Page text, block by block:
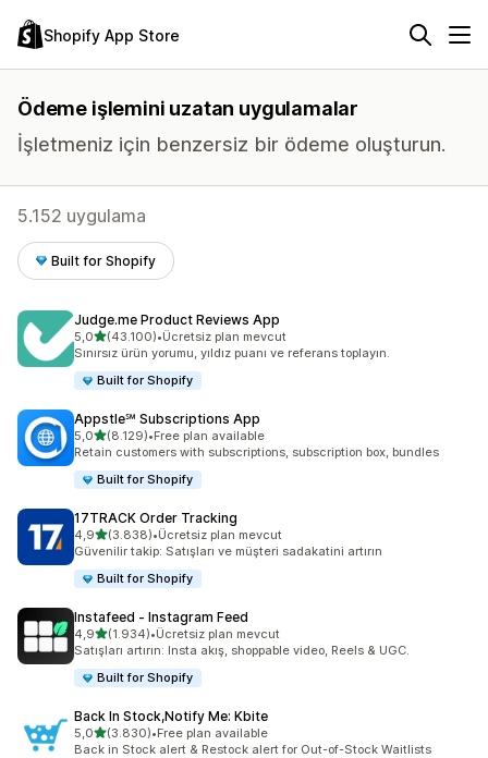
Shopify App Store
Ödeme işlemini uzatan uygulamalar
İşletmeniz için benzersiz bir ödeme oluşturun.
5.152 uygulama
Built for Shopify
Judge.me Product Reviews App
5,05 yıldız üzerinden
(43.100)
toplam 43100 değerlendirme
•Ücretsiz plan mevcut
Sınırsız ürün yorumu, yıldız puanı ve referans toplayın.
Built for Shopify
Appstle℠ Subscriptions App
5,05 yıldız üzerinden
(8.129)
toplam 8129 değerlendirme
•Free plan available
Retain customers with subscriptions, subscription box, bundles
Built for Shopify
17TRACK Order Tracking
4,95 yıldız üzerinden
(3.838)
toplam 3838 değerlendirme
•Ücretsiz plan mevcut
Güvenilir takip: Satışları ve müşteri sadakatini artırın
Built for Shopify
Instafeed ‑ Instagram Feed
4,95 yıldız üzerinden
(1.934)
toplam 1934 değerlendirme
•Ücretsiz plan mevcut
Satışları artırın: Insta akış, shoppable video, Reels & UGC.
Built for Shopify
Back In Stock,Notify Me: Kbite
5,05 yıldız üzerinden
(3.830)
toplam 3830 değerlendirme
•Free plan available
Back in Stock alert & Restock alert for Out-of-Stock Waitlists